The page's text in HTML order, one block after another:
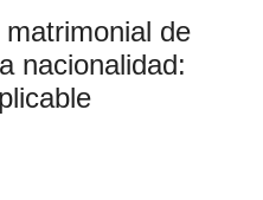
de
nacionalidad: